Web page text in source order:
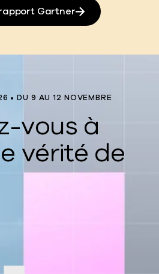
Gartner
• DU 9 AU 12 NOVEMBRE
vous à
vérité de